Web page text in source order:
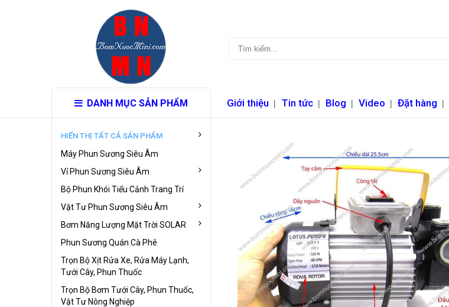
DANH MỤC SẢN PHẨM Giới thiệu | Tin tức | Blog | Video | Đặt hàng |
HIỂN THỊ TẤT CẢ SẢN PHẨM
Máy Phun Sương Siêu Âm
Vỉ Phun Sương Siêu Âm
Bộ Phun Khói Tiểu Cảnh Trang Trí
Vật Tư Phun Sương Siêu Âm
Bơm Năng Lượng Mặt Trời SOLAR
Phun Sương Quán Cà Phê
Trọn Bộ Xịt Rửa Xe, Rửa Máy Lạnh,
Tưới Cây, Phun Thuốc
Trọn Bộ Bơm Tưới Cây, Phun Thuốc,
Vật Tư Nông Nghiệp